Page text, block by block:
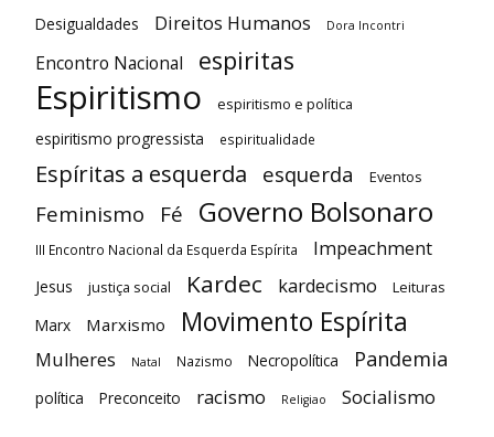
Desigualdades Direitos Humanos Dora Incontri
Encontro Nacional espiritas
Espiritismo espiritismo e política
espiritismo progressista espiritualidade
Espíritas a esquerda esquerda Eventos
Feminismo Fé Governo Bolsonaro
III Encontro Nacional da Esquerda Espírita Impeachment
Jesus justiça social Kardec kardecismo Leituras
Marx Marxismo Movimento Espírita
Mulheres Natal Nazismo Necropolítica Pandemia
política Preconceito racismo Religiao Socialismo